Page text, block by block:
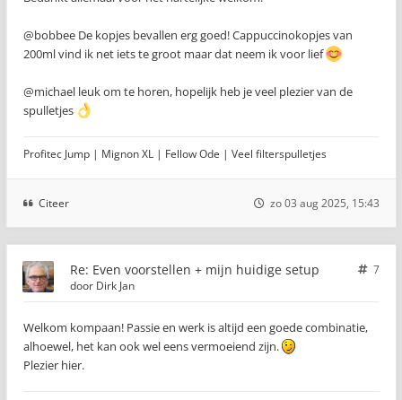
@bobbee De kopjes bevallen erg goed! Cappuccinokopjes van
200ml vind ik net iets te groot maar dat neem ik voor lief
@michael leuk om te horen, hopelijk heb je veel plezier van de
spulletjes
Profitec Jump | Mignon XL | Fellow Ode | Veel filterspulletjes
Citeer zo 03 aug 2025, 15:43
Re: Even voorstellen + mijn huidige setup
7
door Dirk Jan
Welkom kompaan! Passie en werk is altijd een goede combinatie,
alhoewel, het kan ook wel eens vermoeiend zijn.
Plezier hier.